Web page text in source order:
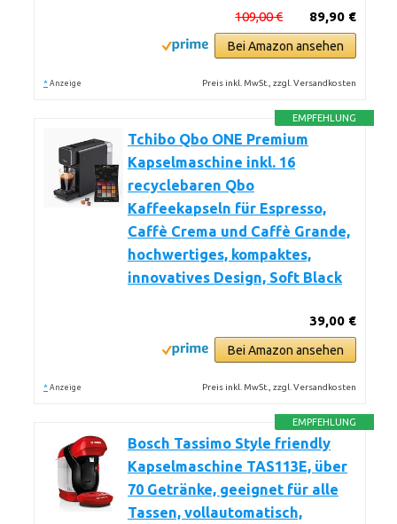
89,90 €
109,00 €
Bei Amazon ansehen
* Anzeige Preis inkl. MwSt., zzgl. Versandkosten
EMPFEHLUNG
Tchibo Qbo ONE Premium
Kapselmaschine inkl. 16
recyclebaren Qbo
Kaffeekapseln für Espresso,
Caffè Crema und Caffè Grande,
hochwertiges, kompaktes,
innovatives Design, Soft Black
39,00 €
Bei Amazon ansehen
* Anzeige Preis inkl. MwSt., zzgl. Versandkosten
EMPFEHLUNG
Bosch Tassimo Style friendly
Kapselmaschine TAS113E, über
70 Getränke, geeignet für alle
Tassen, vollautomatisch,